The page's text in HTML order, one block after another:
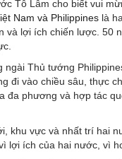
Tô Lâm cho biết vui
Nam và Philippines là
và lợi ích chiến lược.
Thủ tướng
đi vào chiều sâu, thực
đa phương và hợp tác
khu vực và nhất trí hai
lợi ích của hai nước, vì